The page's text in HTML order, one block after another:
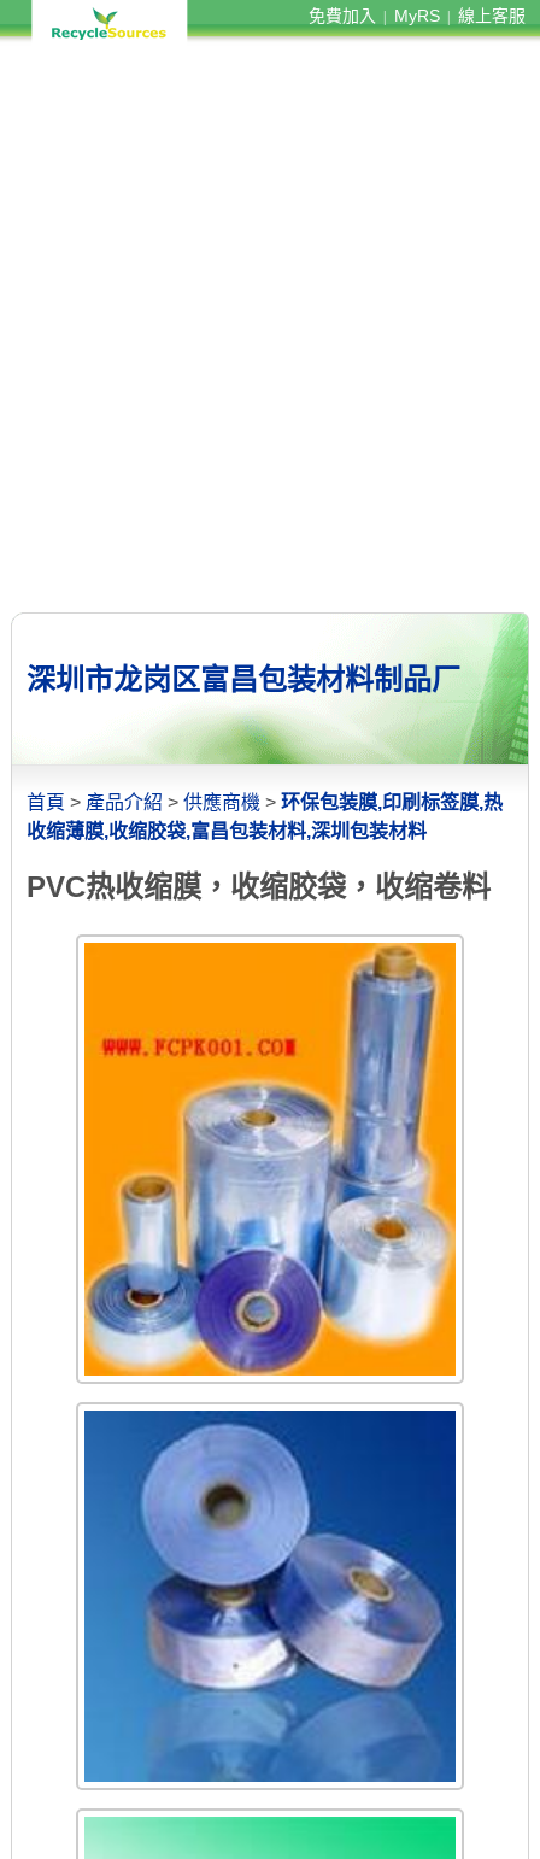
免費加入 MyRS 線上客服
深圳市龙岗区富昌包装材料制品厂
首頁 > 產品介紹 > 供應商機 > 环保包装膜,印刷标签膜,热
收缩薄膜,收缩胶袋,富昌包装材料,深圳包装材料
PVC热收缩膜，收缩胶袋，收缩卷料